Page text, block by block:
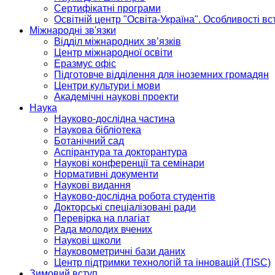
Сертифікатні програми
Освітній центр "Освіта-Україна". Особливості
Міжнародні зв'язки
Відділ міжнародних зв’язків
Центр міжнародної освіти
Еразмус офіс
Підготовче відділення для іноземних громадян
Центри культури і мови
Академічні наукові проекти
Наука
Науково-дослідна частина
Наукова бібліотека
Ботанічний сад
Аспірантура та докторантура
Наукові конференції та семінари
Нормативні документи
Наукові видання
Науково-дослідна робота студентів
Докторські спеціалізовані ради
Перевірка на плагіат
Рада молодих вчених
Наукові школи
Науковометричні бази даних
Центр підтримки технологій та інновацій (TISC)